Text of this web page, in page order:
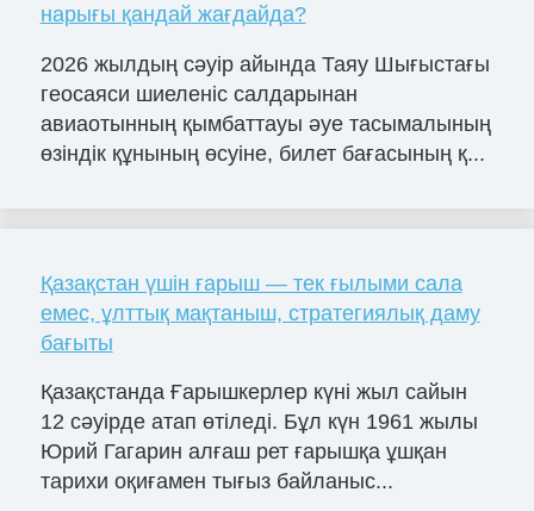
нарығы қандай жағдайда?
2026 жылдың сәуір айында Таяу Шығыстағы
геосаяси шиеленіс салдарынан
авиаотынның қымбаттауы әуе тасымалының
өзіндік құнының өсуіне, билет бағасының қ...
Қазақстан үшін ғарыш — тек ғылыми сала
емес, ұлттық мақтаныш, стратегиялық даму
бағыты
Қазақстанда Ғарышкерлер күні жыл сайын
12 сәуірде атап өтіледі. Бұл күн 1961 жылы
Юрий Гагарин алғаш рет ғарышқа ұшқан
тарихи оқиғамен тығыз байланыс...